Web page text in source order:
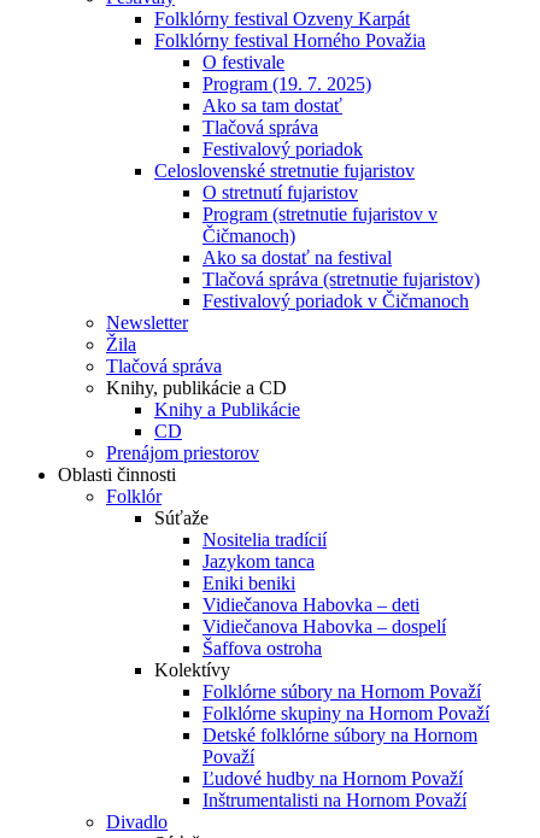
Folklórny festival Ozveny Karpát
Folklórny festival Horného Považia
O festivale
Program (19. 7. 2025)
Ako sa tam dostať
Tlačová správa
Festivalový poriadok
Celoslovenské stretnutie fujaristov
O stretnutí fujaristov
Program (stretnutie fujaristov v
Čičmanoch)
Ako sa dostať na festival
Tlačová správa (stretnutie fujaristov)
Festivalový poriadok v Čičmanoch
Newsletter
Žila
Tlačová správa
Knihy, publikácie a CD
Knihy a Publikácie
CD
Prenájom priestorov
Oblasti činnosti
Folklór
Súťaže
Nositelia tradícií
Jazykom tanca
Eniki beniki
Vidiečanova Habovka – deti
Vidiečanova Habovka – dospelí
Šaffova ostroha
Kolektívy
Folklórne súbory na Hornom Považí
Folklórne skupiny na Hornom Považí
Detské folklórne súbory na Hornom
Považí
Ľudové hudby na Hornom Považí
Inštrumentalisti na Hornom Považí
Divadlo